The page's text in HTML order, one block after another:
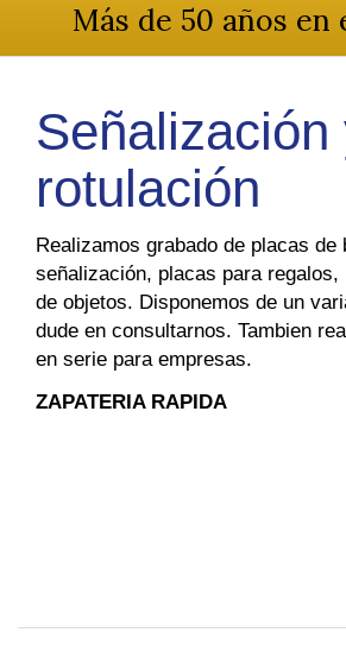
Más de 50 años en
Señalización
rotulación
Realizamos grabado de placas de
señalización, placas para regalos,
de objetos. Disponemos de un
dude en consultarnos. Tambien
en serie para empresas.
ZAPATERIA RAPIDA